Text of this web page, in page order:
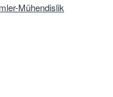
Mühendislik